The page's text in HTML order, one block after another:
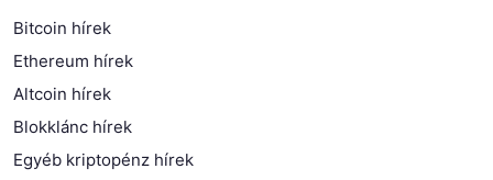
Bitcoin hírek
Ethereum hírek
Altcoin hírek
Blokklánc hírek
Egyéb kriptopénz hírek